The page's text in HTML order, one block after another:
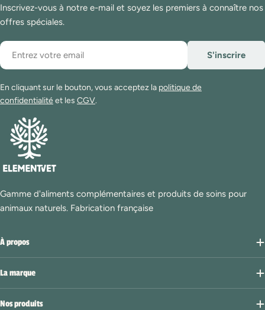
Gamme d'aliments complémentaires et produits de soins pour
animaux naturels. Fabrication française
À propos
La marque
Nos produits
Inscrivez-vous à notre e-mail et soyez les premiers à connaître nos
offres spéciales.
E-
mail
S'inscrire
En cliquant sur le bouton, vous acceptez la politique de
confidentialité et les CGV.